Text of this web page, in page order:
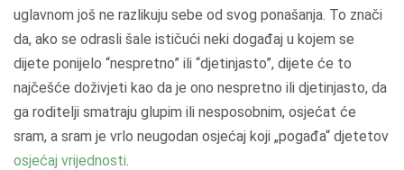
uglavnom još ne razlikuju sebe od svog ponašanja. To znači
da, ako se odrasli šale ističući neki događaj u kojem se
dijete ponijelo “nespretno” ili “djetinjasto”, dijete će to
najčešće doživjeti kao da je ono nespretno ili djetinjasto, da
ga roditelji smatraju glupim ili nesposobnim, osjećat će
sram, a sram je vrlo neugodan osjećaj koji „pogađa“ djetetov
osjećaj vrijednosti.